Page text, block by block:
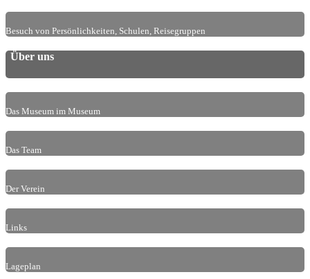
Besuch von Persönlichkeiten, Schulen, Reisegruppen
Über uns
Das Museum im Museum
Das Team
Der Verein
Links
Lageplan